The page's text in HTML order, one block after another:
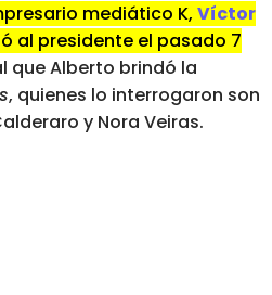
mediático K, Víctor
al presidente el pasado 7
que Alberto brindó la
, quienes lo interrogaron son
y Nora Veiras.